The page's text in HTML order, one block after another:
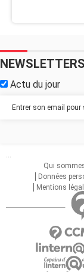
NEWSLETTERS
Actu du jour
...
Qui
Données
Mentions